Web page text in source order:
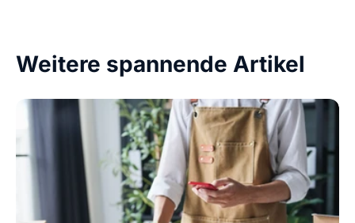
Weitere spannende Artikel